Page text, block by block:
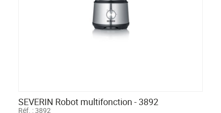
SEVERIN Robot multifonction - 3892
Réf. :3892